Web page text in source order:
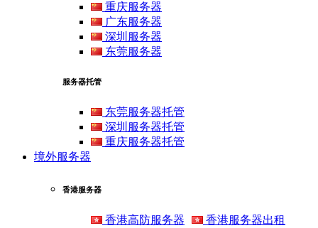
重庆服务器
广东服务器
深圳服务器
东莞服务器
服务器托管
东莞服务器托管
深圳服务器托管
重庆服务器托管
境外服务器
香港服务器
香港高防服务器
香港服务器出租